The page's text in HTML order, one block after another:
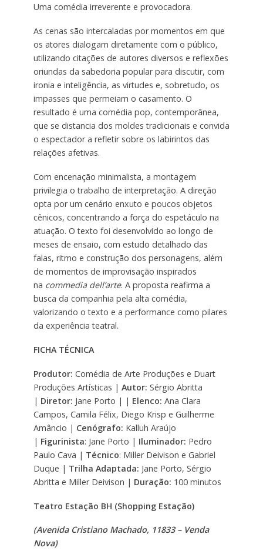
Uma comédia irreverente e provocadora.
As cenas são intercaladas por momentos em que
os atores dialogam diretamente com o público,
utilizando citações de autores diversos e reflexões
oriundas da sabedoria popular para discutir, com
ironia e inteligência, as virtudes e, sobretudo, os
impasses que permeiam o casamento. O
resultado é uma comédia pop, contemporânea,
que se distancia dos moldes tradicionais e convida
o espectador a refletir sobre os labirintos das
relações afetivas.
Com encenação minimalista, a montagem
privilegia o trabalho de interpretação. A direção
opta por um cenário enxuto e poucos objetos
cênicos, concentrando a força do espetáculo na
atuação. O texto foi desenvolvido ao longo de
meses de ensaio, com estudo detalhado das
falas, ritmo e construção dos personagens, além
de momentos de improvisação inspirados
na commedia dell’arte. A proposta reafirma a
busca da companhia pela alta comédia,
valorizando o texto e a performance como pilares
da experiência teatral.
FICHA TÉCNICA
Produtor: Comédia de Arte Produções e Duart
Produções Artísticas | Autor: Sérgio Abritta
| Diretor: Jane Porto | | Elenco: Ana Clara
Campos, Camila Félix, Diego Krisp e Guilherme
Amâncio | Cenógrafo: Kalluh Araújo
| Figurinista: Jane Porto | Iluminador: Pedro
Paulo Cava | Técnico: Miller Deivison e Gabriel
Duque | Trilha Adaptada: Jane Porto, Sérgio
Abritta e Miller Deivison | Duração: 100 minutos
Teatro Estação BH (Shopping Estação)
(Avenida Cristiano Machado, 11833 – Venda
Nova)